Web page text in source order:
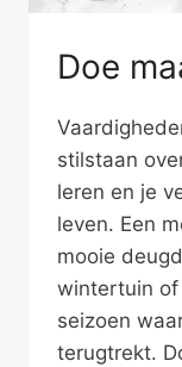
Doe
stilstaan
leren en je
leven. Een
mooie
wintertuin of
seizoen
terugtrekt.